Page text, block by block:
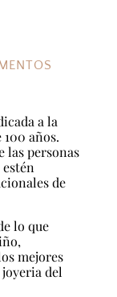
a la
años.
las personas
de
lo que
mejores
del